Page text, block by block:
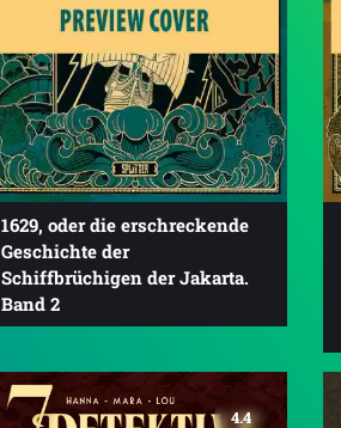
1629, oder die erschreckende
Geschichte der
Schiffbrüchigen der Jakarta.
Band 2
4.4